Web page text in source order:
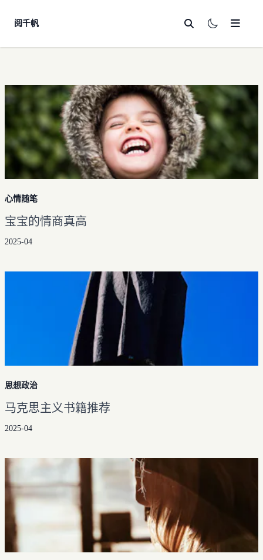
阅千帆
心情随笔
思想政治
法律合规
科技
技术分享
学习
英语
小王子（重译完结）
神奇动物
收藏夹
自学编程
马克思主义文库
历史归档
文章分类
文章标签
心情随笔
宝宝的情商真高
2025-04
思想政治
马克思主义书籍推荐
2025-04